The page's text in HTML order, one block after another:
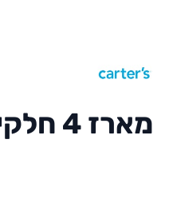
מארז 4 חלקים פרחים